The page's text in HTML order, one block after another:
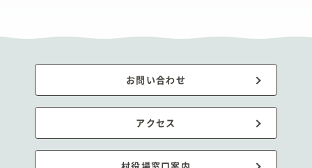
お問い合わせ
アクセス